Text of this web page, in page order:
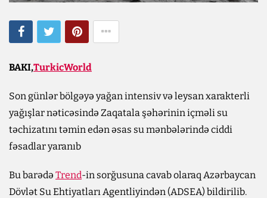
BAKI,TurkicWorld
Son günlər bölgəyə yağan intensiv və leysan xarakterli
yağışlar nəticəsində Zaqatala şəhərinin içməli su
təchizatını təmin edən əsas su mənbələrində ciddi
fəsadlar yaranıb
Bu barədə Trend-in sorğusuna cavab olaraq Azərbaycan
Dövlət Su Ehtiyatları Agentliyindən (ADSEA) bildirilib.